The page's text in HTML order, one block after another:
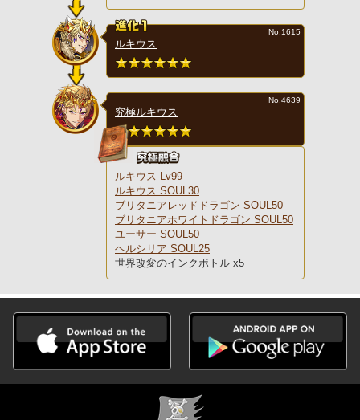
ルキウス
No.1615
究極ルキウス
No.4639
ルキウス Lv99
ルキウス SOUL30
ブリタニアレッドドラゴン SOUL50
ブリタニアホワイトドラゴン SOUL50
ユーサー SOUL50
ヘルシリア SOUL25
世界改変のインクボトル x5